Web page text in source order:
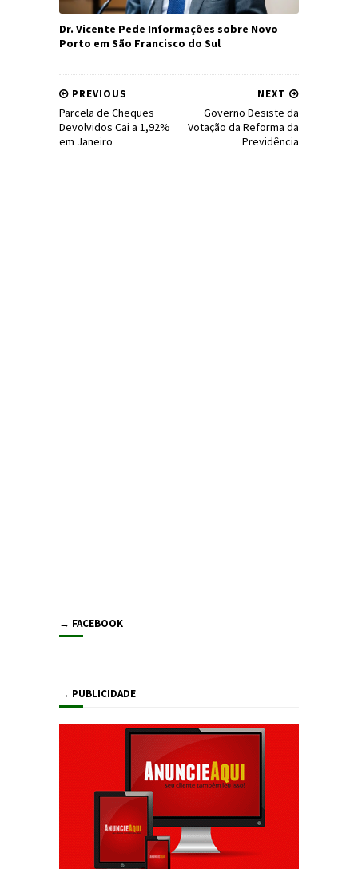
Dr. Vicente Pede Informações sobre Novo
Porto em São Francisco do Sul
NEXT
Governo Desiste da
Votação da Reforma da
Previdência
PREVIOUS
Parcela de Cheques
Devolvidos Cai a 1,92%
em Janeiro
→ FACEBOOK
→ PUBLICIDADE